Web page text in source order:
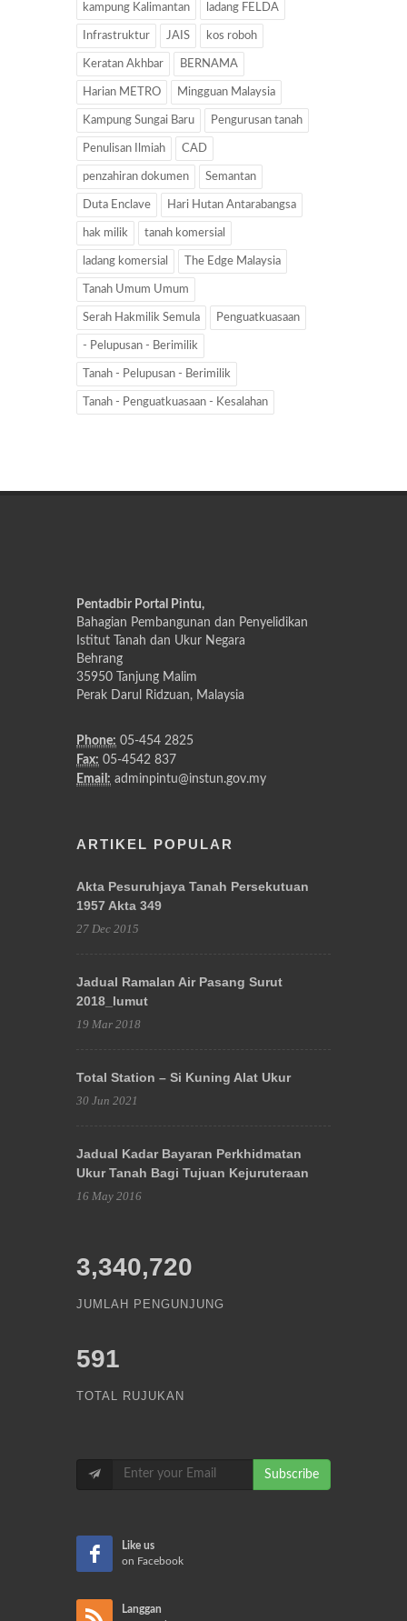
kampung Kalimantan ladang FELDA
Infrastruktur JAIS kos roboh
Keratan Akhbar BERNAMA
Harian METRO Mingguan Malaysia
Kampung Sungai Baru Pengurusan tanah
Penulisan Ilmiah CAD
penzahiran dokumen Semantan
Duta Enclave Hari Hutan Antarabangsa
hak milik tanah komersial
ladang komersial The Edge Malaysia
Tanah Umum Umum
Serah Hakmilik Semula Penguatkuasaan
- Pelupusan - Berimilik
Tanah - Pelupusan - Berimilik
Tanah - Penguatkuasaan - Kesalahan
Pentadbir Portal Pintu,
Bahagian Pembangunan dan Penyelidikan
Istitut Tanah dan Ukur Negara
Behrang
35950 Tanjung Malim
Perak Darul Ridzuan, Malaysia
Phone: 05-454 2825
Fax: 05-4542 837
Email: adminpintu@instun.gov.my
ARTIKEL POPULAR
Akta Pesuruhjaya Tanah Persekutuan
1957 Akta 349
27 Dec 2015
Jadual Ramalan Air Pasang Surut
2018_lumut
19 Mar 2018
Total Station – Si Kuning Alat Ukur
30 Jun 2021
Jadual Kadar Bayaran Perkhidmatan
Ukur Tanah Bagi Tujuan Kejuruteraan
16 May 2016
3,340,720
JUMLAH PENGUNJUNG
591
TOTAL RUJUKAN
Subscribe
Like us
on Facebook
Langgan